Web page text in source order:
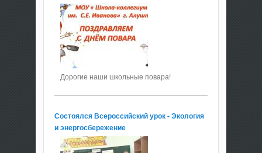
Дорогие наши школьные повара!
Состоялся Всероссийский урок - Экология
и энергосбережение